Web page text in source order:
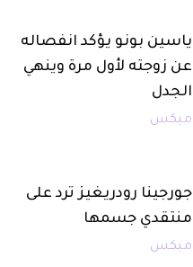
ياسين بونو يؤكد انفصاله
عن زوجته لأول مرة وينهي
الجدل
ميكس
جورجينا رودريغيز ترد على
منتقدي جسمها
ميكس